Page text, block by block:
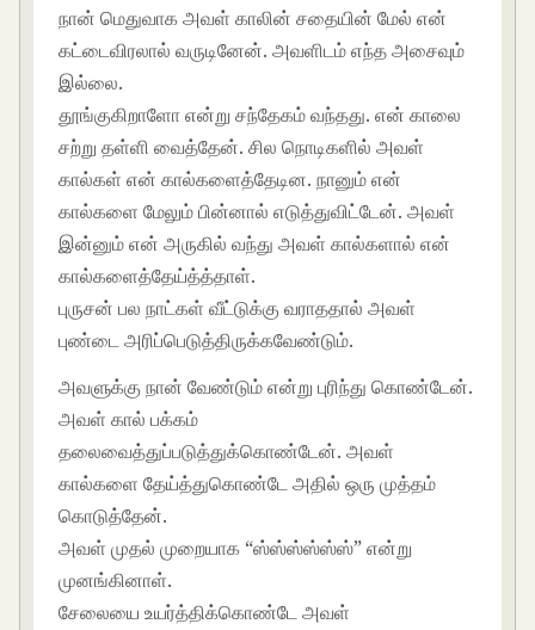
நான் மெதுவாக அவள் காலின் சதையின் மேல் என்
கட்டைவிரலால் வருடினேன். அவளிடம் எந்த அசைவும்
இல்லை.
தூங்குகிறாளோ என்று சந்தேகம் வந்தது. என் காலை
சற்று தள்ளி வைத்தேன். சில நொடிகளில் அவள்
கால்கள் என் கால்களைத்தேடின. நானும் என்
கால்களை மேலும் பின்னால் எடுத்துவிட்டேன். அவள்
இன்னும் என் அருகில் வந்து அவள் கால்களால் என்
கால்களைத்தேய்த்த்தாள்.
புருசன் பல நாட்கள் வீட்டுக்கு வராததால் அவள்
புண்டை அரிப்பெடுத்திருக்கவேண்டும்.
அவளுக்கு நான் வேண்டும் என்று புரிந்து கொண்டேன்.
அவள் கால் பக்கம்
தலைவைத்துப்படுத்துக்கொண்டேன். அவள்
கால்களை தேய்த்துகொண்டே அதில் ஒரு முத்தம்
கொடுத்தேன்.
அவள் முதல் முறையாக “ஸ்ஸ்ஸ்ஸ்ஸ்ஸ்” என்று
முனங்கினாள்.
சேலையை உயர்த்திக்கொண்டே அவள்